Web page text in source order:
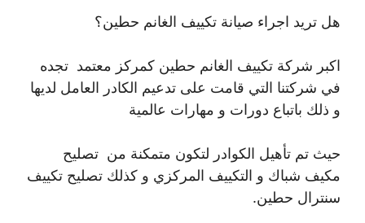
هل تريد اجراء صيانة تكييف الغانم حطين؟
اكبر شركة تكييف الغانم حطين كمركز معتمد تجده
في شركتنا التي قامت على تدعيم الكادر العامل لديها
و ذلك باتباع دورات و مهارات عالمية
حيث تم تأهيل الكوادر لتكون متمكنة من تصليح
مكيف شباك و التكييف المركزي و كذلك تصليح تكييف
سنترال حطين.